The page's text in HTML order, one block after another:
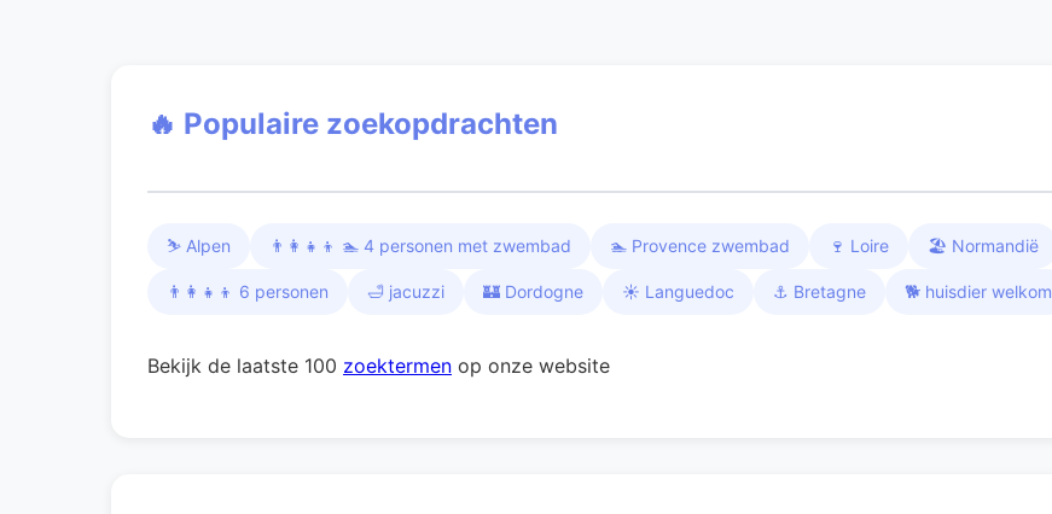
🔥 Populaire zoekopdrachten
⛷️ Alpen 👨‍👩‍👧‍👦 🏊 4 personen met zwembad 🏊 Provence zwembad 🍷 Loire 🏖️ Normandië
👨‍👩‍👧‍👦 6 personen 🛁 jacuzzi 🏰 Dordogne ☀️ Languedoc ⚓ Bretagne 🐕 huisdier welkom
Bekijk de laatste 100 zoektermen op onze website